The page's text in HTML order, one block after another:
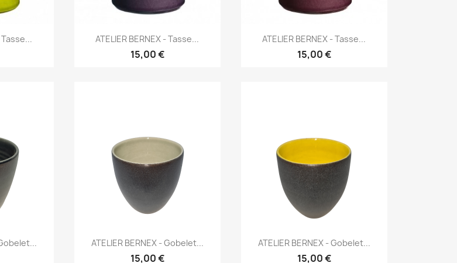
Tasse... Aperçu rapide
ATELIER BERNEX - Tasse...
15,00 €
Aperçu rapide
ATELIER BERNEX - Tasse...
15,00 €
Aperçu rapide
ATELIER BERNEX - Gobelet...
15,00 €
Aperçu rapide
ATELIER BERNEX - Gobelet...
15,00 €